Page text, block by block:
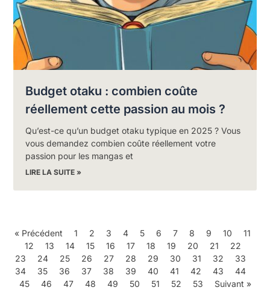
Budget otaku : combien coûte
réellement cette passion au mois ?
Qu’est-ce qu’un budget otaku typique en 2025 ? Vous
vous demandez combien coûte réellement votre
passion pour les mangas et
LIRE LA SUITE »
« Précédent 1 2 3 4 5 6 7 8 9 10
11
12
13 14 15 16 17 18 19 20 21
22
23
24 25 26 27 28 29 30 31 32
33
34
35 36 37 38 39 40 41 42 43
44
45
46 47 48 49 50 51 52 53 Suivant »